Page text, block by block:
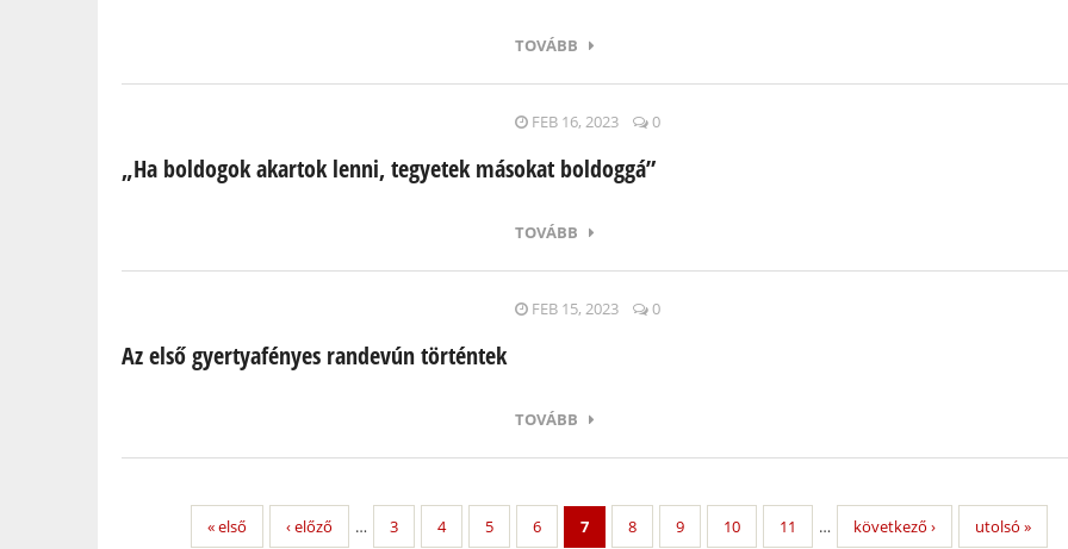
TOVÁBB
FEB 16, 2023 0
„Ha boldogok akartok lenni, tegyetek másokat boldoggá”
TOVÁBB
FEB 15, 2023 0
Az első gyertyafényes randevún történtek
TOVÁBB
« első ‹ előző … 3 4 5 6 7 8 9 10 11 … következő › utolsó »